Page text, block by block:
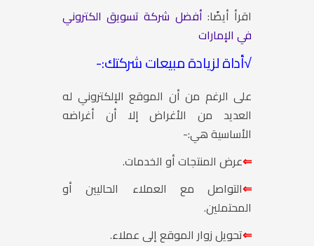
اقرأ أيضًا: أفضل شركة تسويق الكتروني
في الإمارات
√أداة لزيادة مبيعات شركتك:-
على الرغم من أن الموقع الإلكتروني له
العديد من الأغراض إلا أن أغراضه
الأساسية هي:-
⇐عرض المنتجات أو الخدمات.
⇐التواصل مع العملاء الحاليين أو
المحتملين.
⇐تحويل زوار الموقع إلى عملاء.